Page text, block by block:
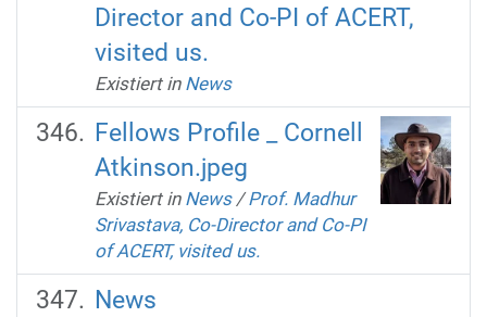
Director and Co-PI of ACERT,
visited us.
Existiert in News
Fellows Profile _ Cornell
Atkinson.jpeg
Existiert in News /Prof. Madhur
Srivastava, Co-Director and Co-PI
of ACERT, visited us.
News